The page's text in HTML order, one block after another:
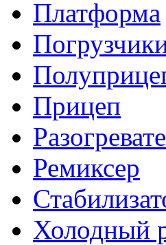
Платформа
Прицеп
Ремиксер
Холодный